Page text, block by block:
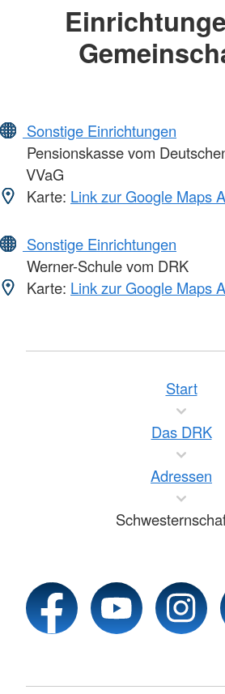
Sonstige Einrichtungen
Pensionskasse vom
VVaG
Karte: Link zur Google Maps
Sonstige Einrichtungen
Werner-Schule vom DRK
Karte: Link zur Google Maps
Start
Das DRK
Adressen